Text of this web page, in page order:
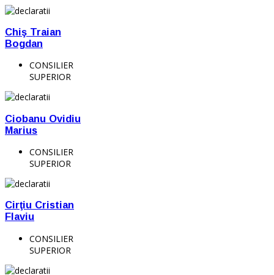
Chiş Traian
Bogdan
CONSILIER
SUPERIOR
Ciobanu Ovidiu
Marius
CONSILIER
SUPERIOR
Cirţiu Cristian
Flaviu
CONSILIER
SUPERIOR